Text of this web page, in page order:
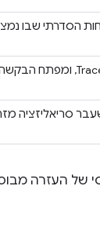
הסדרתי שבו
סריאליזציה